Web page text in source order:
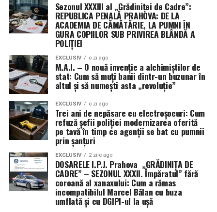
evitarea închiderii guvernului, în timp ce senatoarea
Patty Murray a salutat faptul că textul limitează cererile
de noi fonduri și flexibilități pentru Pentagon.
Sezonul XXXIII al „Grădiniței de Cadre”:
REPUBLICA PENALĂ PRAHOVA: DE LA
ACADEMIA DE CĂMĂTĂRIE, LA PUMNI ÎN
GURA COPIILOR SUB PRIVIREA BLÂNDĂ A
POLIȚIEI
EXCLUSIV o zi ago
M.A.I. – O nouă invenție a alchimiștilor de
stat: Cum să muți banii dintr-un buzunar în
altul și să numești asta „revoluție”
EXCLUSIV o zi ago
Trei ani de nepăsare cu electroșocuri: Cum
refuză șefii poliției modernizarea oferită
pe tavă în timp ce agenții se bat cu pumnii
prin șanțuri
EXCLUSIV 2 zile ago
DOSARELE I.P.J. Prahova „GRĂDINIȚA DE
CADRE” – SEZONUL XXXII. Împăratul” fără
coroană al xanaxului: Cum a rămas
incompatibilul Marcel Bălan cu buza
umflată și cu DGIPI-ul la ușă